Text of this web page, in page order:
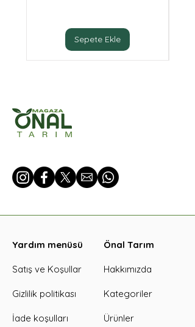
Sepete Ekle
Yardım menüsü
Satış ve Koşullar
Gizlilik politikası
İade koşulları
Önal Tarım
Hakkımızda
Kategoriler
Ürünler